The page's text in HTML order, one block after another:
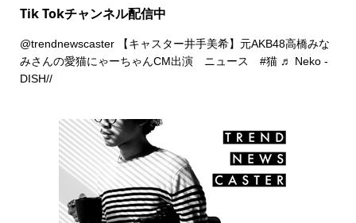
Tik Tokチャンネル配信中
@trendnewscaster【キャスター井手美希】元AKB48高橋みな
みさんの愛猫にゃーちゃんCM出演 ニュース #猫 ♬ Neko -
DISH//